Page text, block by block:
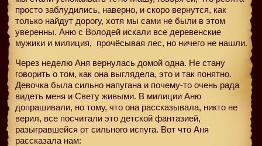
просто заблудились, наверно, и скоро вернутся, как
только найдут дорогу, хотя мы сами не были в этом
уверенны. Аню с Володей искали все деревенские
мужики и милиция, прочёсывая лес, но ничего не нашли.
Через неделю Аня вернулась домой одна. Не стану
говорить о том, как она выглядела, это и так понятно.
Девочка была сильно напугана и почему-то очень рада
видеть меня и Свету живыми. В милиции Аню
допрашивали, но тому, что она рассказывала, никто не
верил, все посчитали это детской фантазией,
разыгравшейся от сильного испуга. Вот что Аня
рассказала нам: